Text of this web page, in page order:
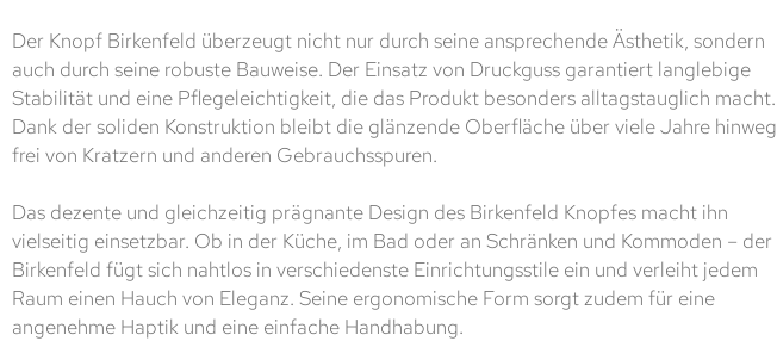
Der Knopf Birkenfeld überzeugt nicht nur durch seine ansprechende Ästhetik, sondern
auch durch seine robuste Bauweise. Der Einsatz von Druckguss garantiert langlebige
Stabilität und eine Pflegeleichtigkeit, die das Produkt besonders alltagstauglich macht.
Dank der soliden Konstruktion bleibt die glänzende Oberfläche über viele Jahre hinweg
frei von Kratzern und anderen Gebrauchsspuren.
Das dezente und gleichzeitig prägnante Design des Birkenfeld Knopfes macht ihn
vielseitig einsetzbar. Ob in der Küche, im Bad oder an Schränken und Kommoden – der
Birkenfeld fügt sich nahtlos in verschiedenste Einrichtungsstile ein und verleiht jedem
Raum einen Hauch von Eleganz. Seine ergonomische Form sorgt zudem für eine
angenehme Haptik und eine einfache Handhabung.